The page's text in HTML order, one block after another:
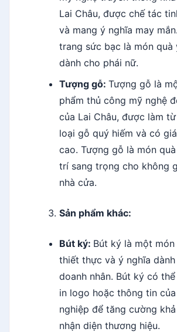
Lai Châu, được chế tác
và mang ý nghĩa may
trang sức bạc là món quà
dành cho phái nữ.
Tượng gỗ: Tượng gỗ là
phẩm thủ công mỹ nghệ
của Lai Châu, được làm
loại gỗ quý hiếm và có
cao. Tượng gỗ là món
trí sang trọng cho không
nhà cửa.
Sản phẩm khác:
Bút ký: Bút ký là một món
thiết thực và ý nghĩa
doanh nhân. Bút ký có
in logo hoặc thông tin
nghiệp để tăng cường
nhận diện thương hiệu.